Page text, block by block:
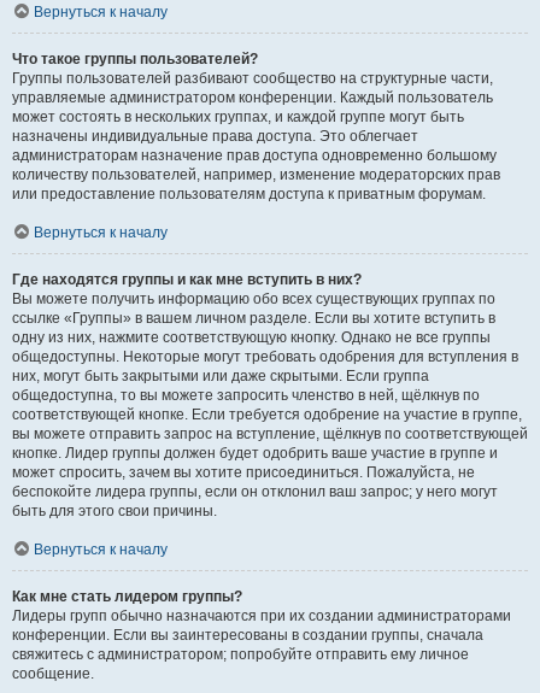
Вернуться к началу
Что такое группы пользователей?
Группы пользователей разбивают сообщество на структурные части,
управляемые администратором конференции. Каждый пользователь
может состоять в нескольких группах, и каждой группе могут быть
назначены индивидуальные права доступа. Это облегчает
администраторам назначение прав доступа одновременно большому
количеству пользователей, например, изменение модераторских прав
или предоставление пользователям доступа к приватным форумам.
Вернуться к началу
Где находятся группы и как мне вступить в них?
Вы можете получить информацию обо всех существующих группах по
ссылке «Группы» в вашем личном разделе. Если вы хотите вступить в
одну из них, нажмите соответствующую кнопку. Однако не все группы
общедоступны. Некоторые могут требовать одобрения для вступления в
них, могут быть закрытыми или даже скрытыми. Если группа
общедоступна, то вы можете запросить членство в ней, щёлкнув по
соответствующей кнопке. Если требуется одобрение на участие в группе,
вы можете отправить запрос на вступление, щёлкнув по соответствующей
кнопке. Лидер группы должен будет одобрить ваше участие в группе и
может спросить, зачем вы хотите присоединиться. Пожалуйста, не
беспокойте лидера группы, если он отклонил ваш запрос; у него могут
быть для этого свои причины.
Вернуться к началу
Как мне стать лидером группы?
Лидеры групп обычно назначаются при их создании администраторами
конференции. Если вы заинтересованы в создании группы, сначала
свяжитесь с администратором; попробуйте отправить ему личное
сообщение.